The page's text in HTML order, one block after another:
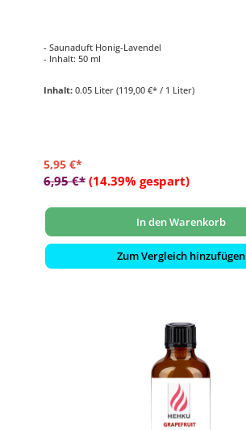
- Saunaduft Honig-Lavendel
- Inhalt: 50 ml
Inhalt: 0.05 Liter (119,00 €* / 1 Liter)
5,95 €*
6,95 €* (14.39% gespart)
In den Warenkorb
Zum Vergleich hinzufügen